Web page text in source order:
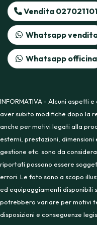
Vendita 027021101
Whatsapp
Whatsapp officina
INFORMATIVA - Alcuni
aver subito modifiche dopo la
anche per motivi legati alla
esterni, prestazioni, dimensioni
gestione etc. sono da
riportati possono essere
errori. Le foto sono a scopo
ed equipaggiamenti disponibili
potrebbero variare per motivi
disposizioni e conseguenze